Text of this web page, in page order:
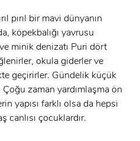
x
OL
pırıl bir mavi dünyanın
köpekbalığı yavrusu
minik denizatı Puri dört
okula giderler ve
geçirirler. Gündelik küçük
zaman yardımlaşma ön
yapısı farklı olsa da hepsi
canlısı çocuklardır.